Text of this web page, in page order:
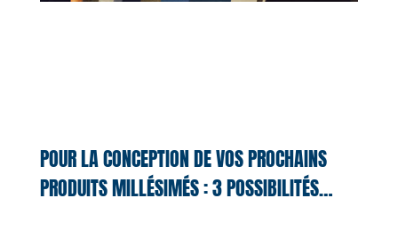
POUR LA CONCEPTION DE VOS PROCHAINS
PRODUITS MILLÉSIMÉS : 3 POSSIBILITÉS…